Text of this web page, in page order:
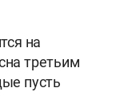
на
третьим
пусть